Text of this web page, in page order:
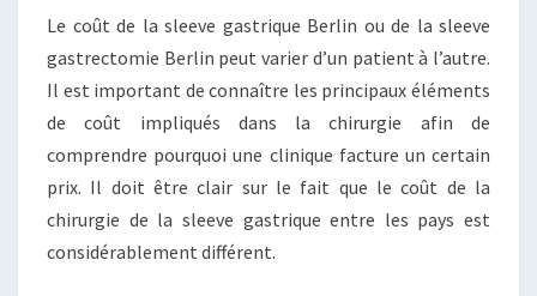
Le coût de la sleeve gastrique Berlin ou de la sleeve
gastrectomie Berlin peut varier d’un patient à l’autre.
Il est important de connaître les principaux éléments
de coût impliqués dans la chirurgie afin de
comprendre pourquoi une clinique facture un certain
prix. Il doit être clair sur le fait que le coût de la
chirurgie de la sleeve gastrique entre les pays est
considérablement différent.